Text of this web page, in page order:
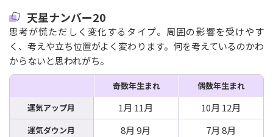
天星ナンバー20
思考が慌ただしく変化するタイプ。周囲の影響を受けやす
く、考えや立ち位置がよく変わります。何を考えているのかわ
からないと思われがち。
奇数年生まれ
偶数年生まれ
運気アップ月
1月 11月 10月 12月
運気ダウン月 8月 9月 7月 8月